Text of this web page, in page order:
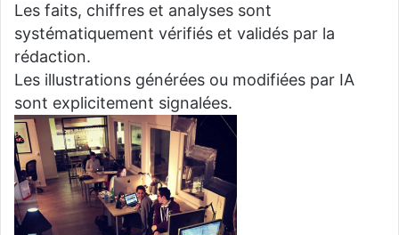
Les faits, chiffres et analyses sont
systématiquement vérifiés et validés par la
rédaction.
Les illustrations générées ou modifiées par IA
sont explicitement signalées.